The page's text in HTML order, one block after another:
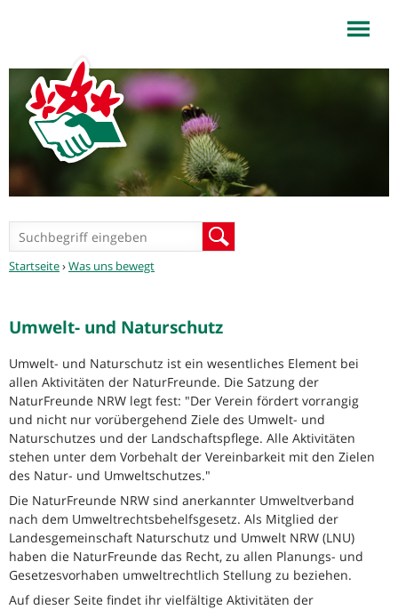
Suchformular
Sie
Startseite›Was uns bewegt
Umwelt- und Naturschutz
Umwelt- und Naturschutz ist ein wesentliches Element bei
allen Aktivitäten der NaturFreunde. Die Satzung der
NaturFreunde NRW legt fest: "Der Verein fördert vorrangig
und nicht nur vorübergehend Ziele des Umwelt- und
Naturschutzes und der Landschaftspflege. Alle Aktivitäten
stehen unter dem Vorbehalt der Vereinbarkeit mit den Zielen
des Natur- und Umweltschutzes."
Die NaturFreunde NRW sind anerkannter Umweltverband
nach dem Umweltrechtsbehelfsgesetz. Als Mitglied der
Landesgemeinschaft Naturschutz und Umwelt NRW (LNU)
haben die NaturFreunde das Recht, zu allen Planungs- und
Gesetzesvorhaben umweltrechtlich Stellung zu beziehen.
Auf dieser Seite findet ihr vielfältige Aktivitäten der